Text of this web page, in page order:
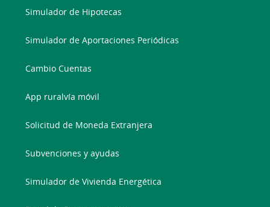
Simulador de Hipotecas
Simulador de Aportaciones Periódicas
Cambio Cuentas
App ruralvía móvil
Solicitud de Moneda Extranjera
Subvenciones y ayudas
Simulador de Vivienda Energética